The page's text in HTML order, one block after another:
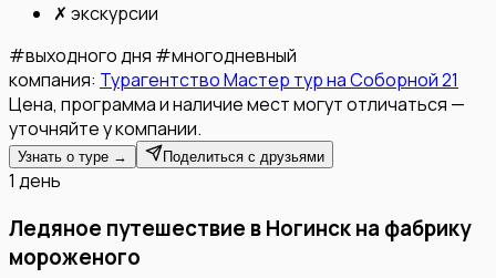
✗ экскурсии
#выходного дня #многодневный
компания: Турагентство Мастер тур на Соборной 21
Цена, программа и наличие мест могут отличаться —
уточняйте у компании.
Узнать о туре → Поделиться с друзьями
1 день
Ледяное путешествие в Ногинск на фабрику
мороженого